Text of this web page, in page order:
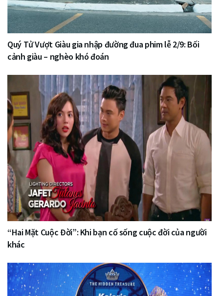
Quý Tử Vượt Giàu gia nhập đường đua phim lễ 2/9: Bối
cảnh giàu – nghèo khó đoán
“Hai Mặt Cuộc Đời”: Khi bạn cố sống cuộc đời của người
khác